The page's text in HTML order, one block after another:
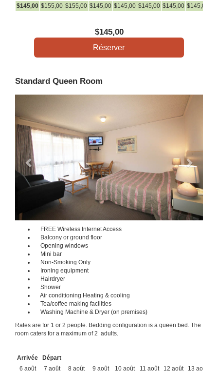
$145,00 $155,00 $155,00 $145,00 $145,00 $145,00 $145,00 $145,00
$145,00
Standard Queen Room
Next
FREE Wireless Internet Access
Balcony or ground floor
Opening windows
Mini bar
Non-Smoking Only
Ironing equipment
Hairdryer
Shower
Air conditioning Heating & cooling
Tea/coffee making facilities
Washing Machine & Dryer (on premises)
Rates are for 1 or 2 people. Bedding configuration is a queen bed. The
room caters for a maximum of 2 adults.
Arrivée
Départ
6 août
7 août 8 août 9 août 10 août 11 août 12 août 13 août